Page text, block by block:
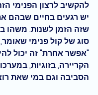
להקשיב לרצון הפנימי
יש רגעים בחיים שבהם
שזה הזמן לשנות. משהו
סוג של קול פנימי שאומר,
"אפשר אחרת" זה יכול
הקריירה, בזוגיות,
הסביבה וגם במי שאת